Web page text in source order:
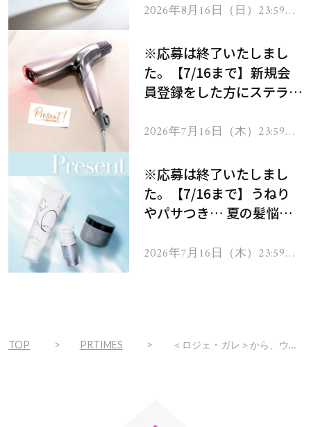
2026年8月16日（日）23:59ま
※応募は終了いたしまし
た。【7/16まで】新規会
員登録をした方にステラボ
ヘアドライヤー ジュエル
2026年7月16日（木）23:59ま
※応募は終了いたしまし
た。【7/16まで】うねり
やパサつき… 夏の髪悩み
ムを13名様にプレゼン
2026年7月16日（木）23:59ま
TOP PRTIMES ＜ロジェ・ガレ＞から、ウェルビーイングなムードへ誘うボディミルクに、ネロリの香りが登場